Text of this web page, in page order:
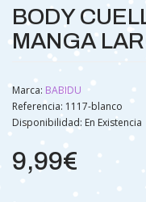
BODY
MANGA
Marca: BABIDU
Referencia: 1117-blanco
Disponibilidad: En Existencia
9,99€